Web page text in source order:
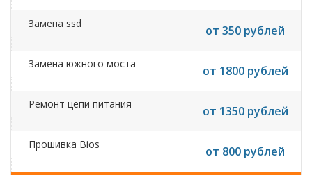
Замена ssd от 350 рублей
Замена южного моста от 1800 рублей
Ремонт цепи питания от 1350 рублей
Прошивка Bios от 800 рублей